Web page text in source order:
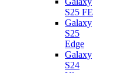
S25 FE
Galaxy
S25
Edge
Galaxy
S24